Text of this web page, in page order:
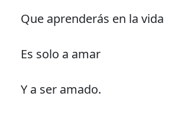
Que aprenderás en la vida
Es solo a amar
Y a ser amado.